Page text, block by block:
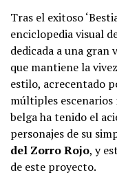
Tras el exitoso
enciclopedia visual
dedicada a una gran
que mantiene la
estilo, acrecentado
múltiples
belga ha tenido el
personajes de su
del Zorro Rojo, y
de este proyecto.